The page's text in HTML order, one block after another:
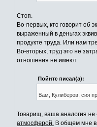
Стоп.
Во-первых, кто говорит об
выраженный в деньгах
продукте труда. Или нам
Во-вторых, труд это не
отношения не имеют.
Пойнтс писал(а):
Вам, Кулиберов, сия
Товарищ, ваша аналогия не
атмосферой. В общем мне